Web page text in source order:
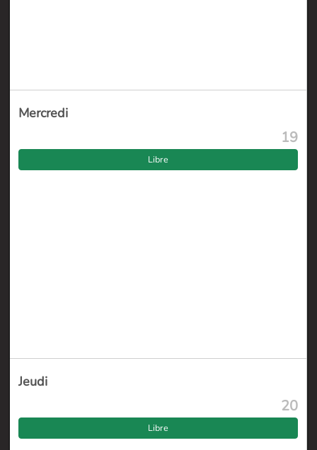
Mercredi
19
Libre
Jeudi
20
Libre